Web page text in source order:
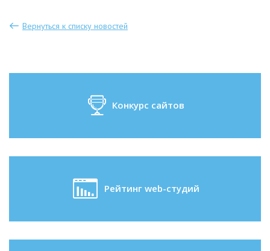
Вернуться к списку новостей
Конкурс сайтов
Рейтинг web-студий